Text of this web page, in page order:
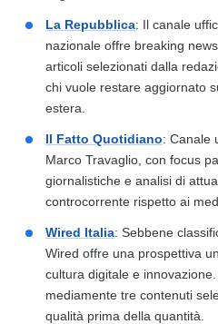
La Repubblica: Il canale
nazionale offre breaking
articoli selezionati dalla
chi vuole restare aggiornato
estera.
Il Fatto Quotidiano: Canale
Marco Travaglio, con focus
giornalistiche e analisi di
controcorrente rispetto ai
Wired Italia: Sebbene
Wired offre una prospettiva
cultura digitale e
mediamente tre contenuti
qualità prima della quantità.